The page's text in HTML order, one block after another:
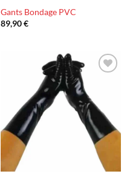
Gants Bondage PVC
89,90€
d’envies